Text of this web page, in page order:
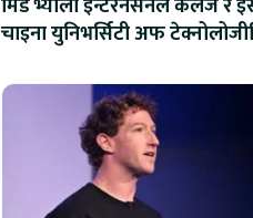
चाइना युनिभर्सिटी अफ